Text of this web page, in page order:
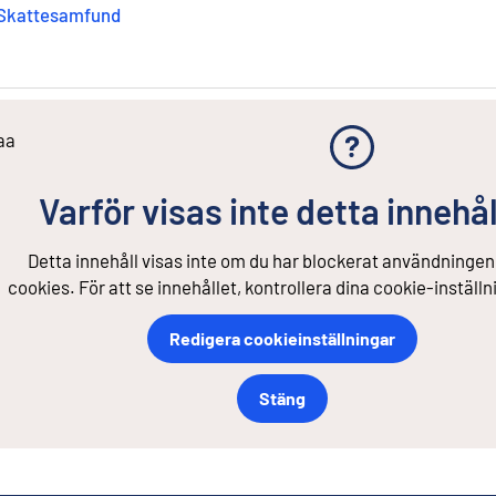
Varför visas inte detta
Detta innehåll visas inte om du har blockerat
cookies. För att se innehållet, kontrollera dina cookie-
Redigera cookieinställningar
Stäng